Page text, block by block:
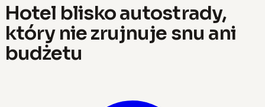
Hotel blisko autostrady,
który nie zrujnuje snu ani
budżetu